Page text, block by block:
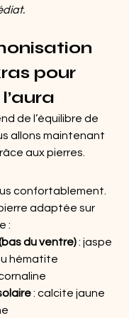
pour
de l’équilibre de
allons maintenant
aux pierres.
confortablement.
adaptée sur
:
du ventre) : jaspe
hématite
: calcite jaune